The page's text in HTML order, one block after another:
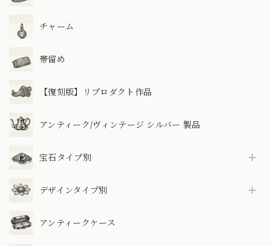
チャーム
帯留め
【復刻版】リプロダクト作品
アンティーク/ヴィンテージ シルバー 製品
宝石タイプ別
デザインタイプ別
アンティークケース